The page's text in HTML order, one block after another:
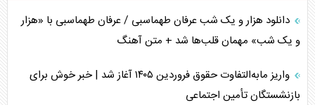
پشت‌پرده خشم ترامپ از رسانه‌های منتقد
جنگ رمضان و معضل حضور نظامیان آمریکایی
دانلود هزار و یک شب عرفان طهماسبی / عرفان طهماسبی با «هزار
و یک شب» مهمان قلب‌ها شد + متن آهنگ
واریز مابه‌التفاوت حقوق فروردین ۱۴۰۵ آغاز شد | خبر خوش برای
بازنشستگان تأمین اجتماعی